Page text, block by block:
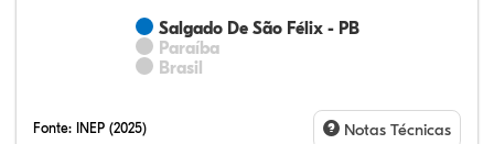
Salgado De São Félix - PB
Paraíba
Brasil
Fonte: INEP (2025) Notas Técnicas